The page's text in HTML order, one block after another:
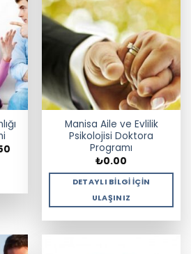
₺11,137.50.
Manisa Aile ve Evlilik
Psikolojisi Doktora
Programı
₺0.00
DETAYLI BILGI İÇIN
ULAŞINIZ